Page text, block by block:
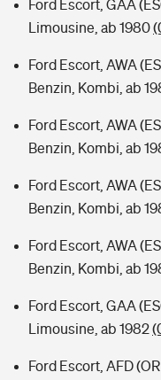
Ford Escort, GAA
Limousine, ab 1980
Ford Escort, AWA
Benzin, Kombi, ab
Ford Escort, AWA
Benzin, Kombi, ab
Ford Escort, AWA
Benzin, Kombi, ab
Ford Escort, AWA
Benzin, Kombi, ab
Ford Escort, GAA
Limousine, ab 1982
Ford Escort, AFD